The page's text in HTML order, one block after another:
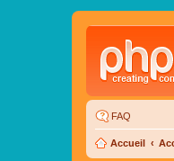
FAQ
Accueil